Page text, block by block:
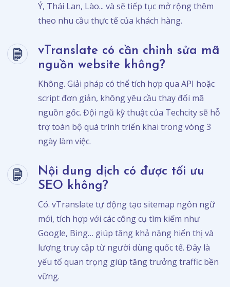
Ý, Thái Lan, Lào... và sẽ tiếp tục mở rộng thêm
theo nhu cầu thực tế của khách hàng.
vTranslate có cần chỉnh sửa mã
nguồn website không?
Không. Giải pháp có thể tích hợp qua API hoặc
script đơn giản, không yêu cầu thay đổi mã
nguồn gốc. Đội ngũ kỹ thuật của Techcity sẽ hỗ
trợ toàn bộ quá trình triển khai trong vòng 3
ngày làm việc.
Nội dung dịch có được tối ưu
SEO không?
Có. vTranslate tự động tạo sitemap ngôn ngữ
mới, tích hợp với các công cụ tìm kiếm như
Google, Bing… giúp tăng khả năng hiển thị và
lượng truy cập từ người dùng quốc tế. Đây là
yếu tố quan trọng giúp tăng trưởng traffic bền
vững.